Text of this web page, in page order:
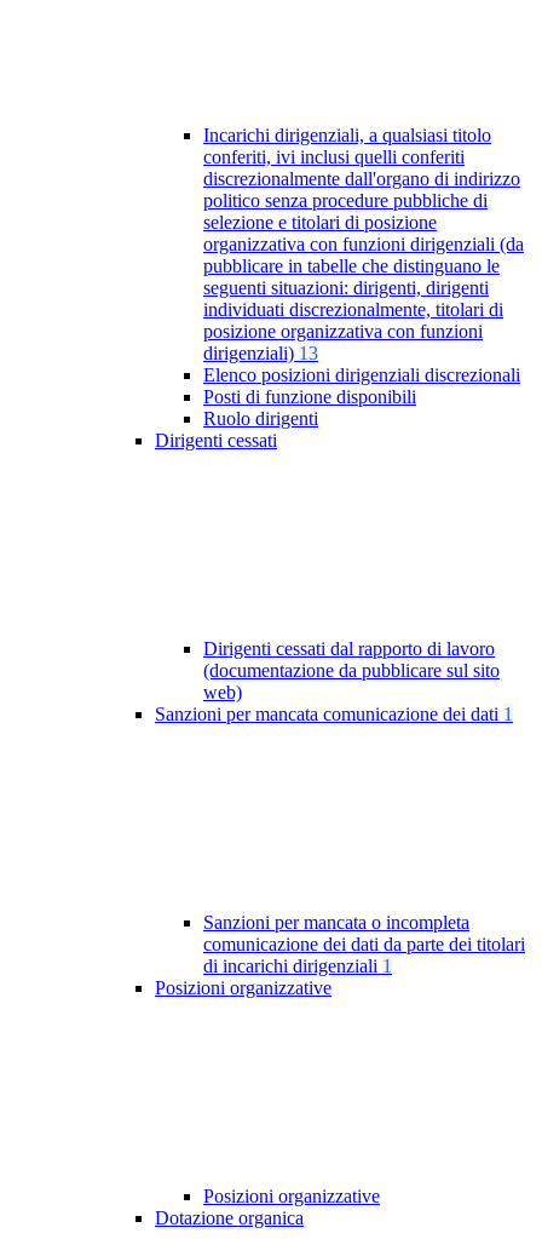
Incarichi dirigenziali, a qualsiasi titolo
conferiti, ivi inclusi quelli conferiti
discrezionalmente dall'organo di indirizzo
politico senza procedure pubbliche di
selezione e titolari di posizione
organizzativa con funzioni dirigenziali (da
pubblicare in tabelle che distinguano le
seguenti situazioni: dirigenti, dirigenti
individuati discrezionalmente, titolari di
posizione organizzativa con funzioni
dirigenziali) 13
Elenco posizioni dirigenziali discrezionali
Posti di funzione disponibili
Ruolo dirigenti
Dirigenti cessati
Dirigenti cessati dal rapporto di lavoro
(documentazione da pubblicare sul sito
web)
Sanzioni per mancata comunicazione dei dati 1
Sanzioni per mancata o incompleta
comunicazione dei dati da parte dei titolari
di incarichi dirigenziali 1
Posizioni organizzative
Posizioni organizzative
Dotazione organica